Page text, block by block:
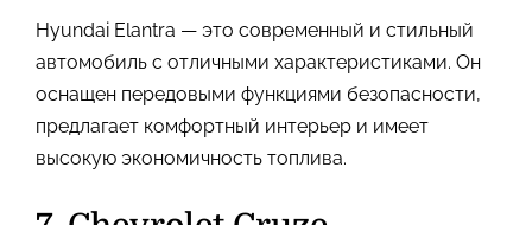
Hyundai Elantra — это современный и стильный
автомобиль с отличными характеристиками. Он
оснащен передовыми функциями безопасности,
предлагает комфортный интерьер и имеет
высокую экономичность топлива.